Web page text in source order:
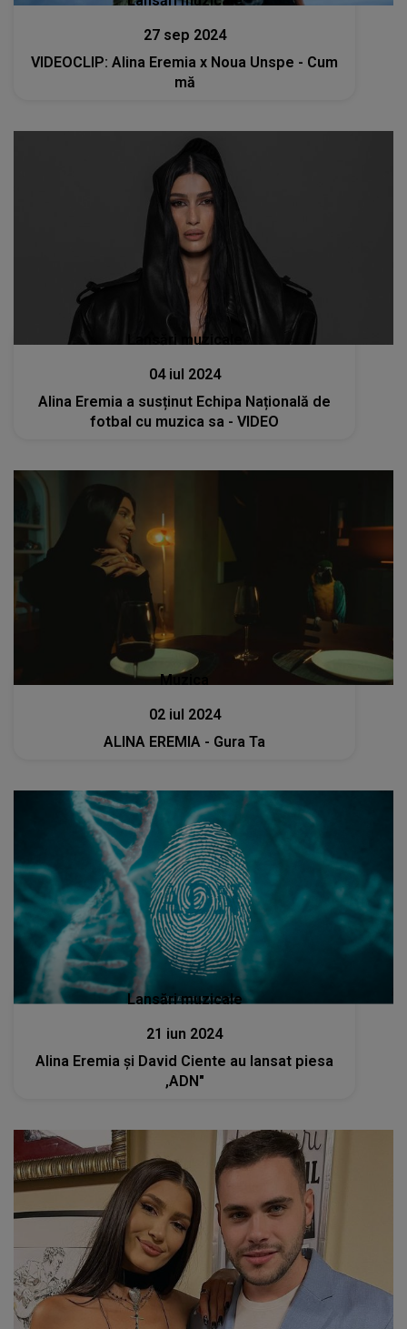
27 sep 2024
VIDEOCLIP: Alina Eremia x Noua Unspe - Cum
mă
Lansări muzicale
04 iul 2024
Alina Eremia a susținut Echipa Națională de
fotbal cu muzica sa - VIDEO
Muzica
02 iul 2024
ALINA EREMIA - Gura Ta
Lansări muzicale
21 iun 2024
Alina Eremia și David Ciente au lansat piesa
,ADN"